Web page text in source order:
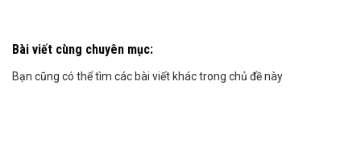
Bài viết cùng chuyên mục:
Bạn cũng có thể tìm các bài viết khác trong chủ đề này